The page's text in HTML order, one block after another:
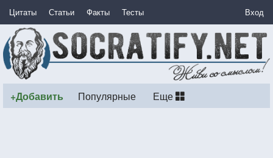
Цитаты Статьи Факты Тесты Вход
+Добавить Популярные Еще